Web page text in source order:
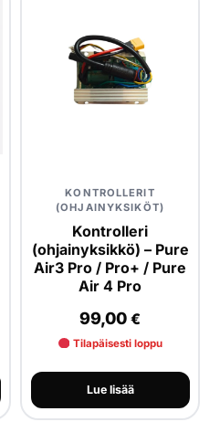
KONTROLLERIT
(OHJAINYKSIKÖT)
Kontrolleri
(ohjainyksikkö) – Pure
Air3 Pro / Pro+ / Pure
Air 4 Pro
99,00 €
Tilapäisesti loppu
Lue lisää